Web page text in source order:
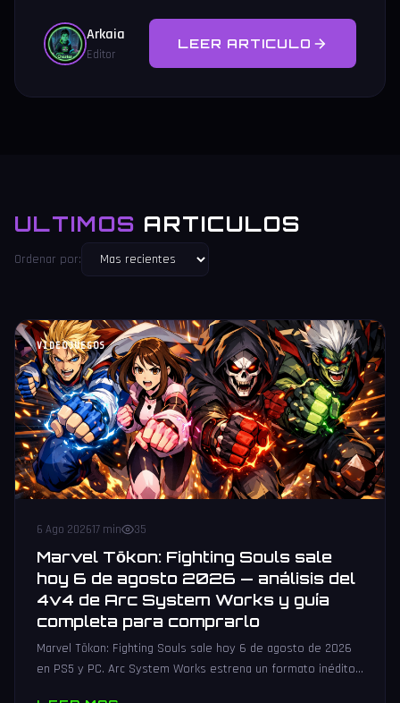
Arkaia
Editor
LEER ARTICULO
ULTIMOS ARTICULOS
Ordenar por:
VIDEOJUEGOS
6 Ago 202617 min 35
Marvel Tōkon: Fighting Souls sale
hoy 6 de agosto 2026 — análisis del
4v4 de Arc System Works y guía
completa para comprarlo
Marvel Tōkon: Fighting Souls sale hoy 6 de agosto de 2026
en PS5 y PC. Arc System Works estrena un formato inédito